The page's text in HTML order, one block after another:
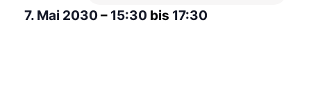
7. Mai 2030 – 15:30 bis 17:30